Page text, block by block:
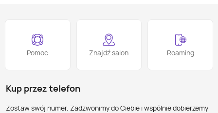
Pomoc Znajdź salon Roaming
Kup przez telefon
Zostaw swój numer. Zadzwonimy do Ciebie i wspólnie dobierzemy